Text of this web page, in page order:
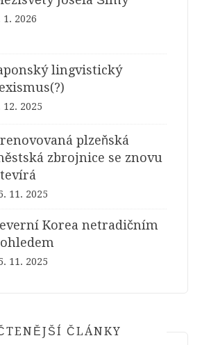
1. 2026
lingvistický
12. 2025
plzeňská
zbrojnice se znovu
11. 2025
Korea netradičním
11. 2025
ČLÁNKY